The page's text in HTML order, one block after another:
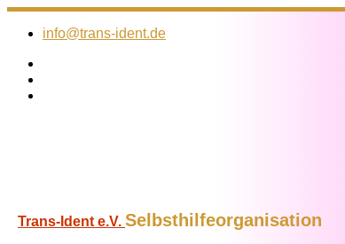
Zum
Inhalt
info@trans-ident.de
Trans-Ident e.V. Selbsthilfeorganisation